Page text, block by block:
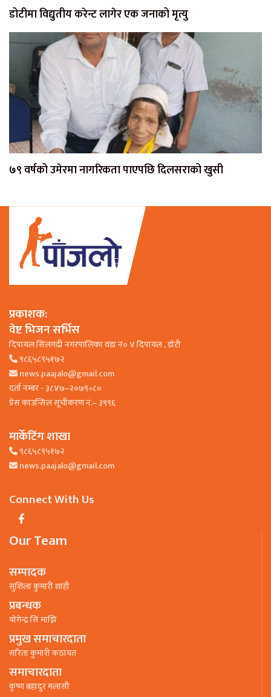
डोटीमा विद्युतीय करेन्ट लागेर एक जनाको मृत्यु
७९ वर्षको उमेरमा नागरिकता पाएपछि दिलसराको खुसी
प्रकाशक:
वेष्ट भिजन सर्भिस
दिपायल सिलगढी नगरपालिका वडा न० ४ दिपायल , डाेटी
९८६५८९५१७२
news.paajalo@gmail.com
दर्ता नम्बर - ३८४७–२०७९÷८०
प्रेस काउन्सिल सूचीकरण नं.– ३९९६
मार्केटिंग शाखा
९८६५८९५१७२
news.paajalo@gmail.com
Connect With Us
Our Team
सम्पादक
सुशिला कुमारी शाही
प्रबन्धक
याेगेन्द्र सिं माझि
प्रमुख समाचारदाता
सरिता कुमारी कठायत
समाचारदाता
कृष्ण बहादुर मलासी